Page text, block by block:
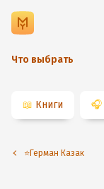
Что выбрать
📖 Книги 🎧
⭐️Герман Казак